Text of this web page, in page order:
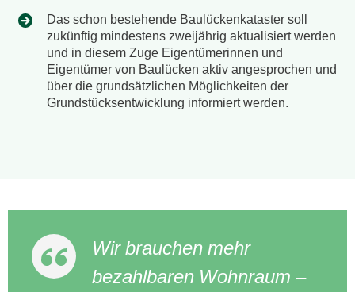
Das schon bestehende Baulückenkataster soll
zukünftig mindestens zweijährig aktualisiert werden
und in diesem Zuge Eigentümerinnen und
Eigentümer von Baulücken aktiv angesprochen und
über die grundsätzlichen Möglichkeiten der
Grundstücksentwicklung informiert werden.
Wir brauchen mehr
bezahlbaren Wohnraum –